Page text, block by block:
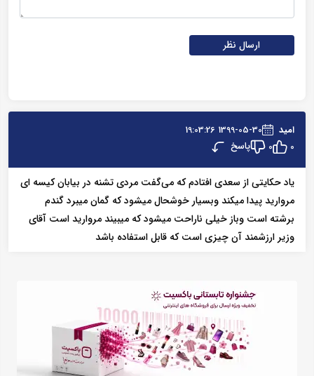
ارسال نظر
امید
1399-05-30 19:03:26
0
0 پاسخ
یاد حکایتی از سعدی افتادم که می‌گفت مردی تشنه در بیابان کیسه ای
مروارید پیدا میکند وبسیار خوشحال میشود که گمان میبرد گندم
برشته است وباز خیلی ناراحت میشود که میبیند مروارید است آقای
وزیر ارزشمند آن چیزی است که قابل استفاده باشد